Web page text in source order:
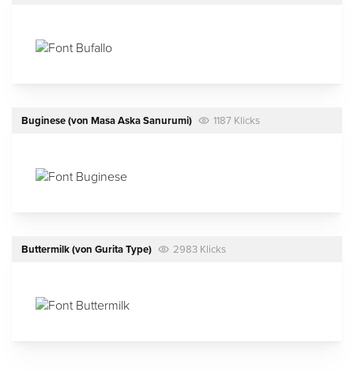
Buginese(von Masa Aska Sanurumi) 1187 Klicks
Buttermilk(von Gurita Type) 2983 Klicks